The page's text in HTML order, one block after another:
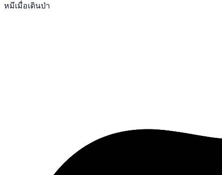
หมีเมื่อเดินป่า